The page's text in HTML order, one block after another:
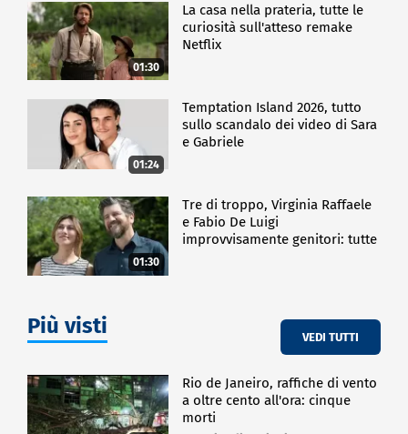
01:30
La casa nella prateria, tutte le
curiosità sull'atteso remake
Netflix
01:24
Temptation Island 2026, tutto
sullo scandalo dei video di Sara
e Gabriele
01:30
Tre di troppo, Virginia Raffaele
e Fabio De Luigi
improvvisamente genitori: tutte
Più visti VEDI TUTTI
Rio de Janeiro, raffiche di vento
a oltre cento all'ora: cinque
morti